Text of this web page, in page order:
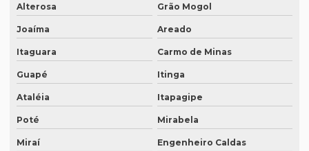
O que é degravação de áudio
O que é degravação de vídeo
O que significa tradução juramentada
O que significa tradução juramentada em inglês
O que é tradução juramentada
Alterosa Grão Mogol
Joaíma Areado
Itaguara Carmo de Minas
Guapé Itinga
Ataléia Itapagipe
Poté Mirabela
Miraí Engenheiro Caldas